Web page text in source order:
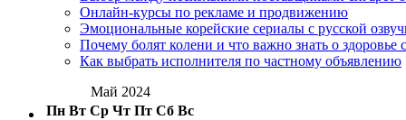
Онлайн-курсы по рекламе и продвижению
Эмоциональные корейские сериалы с русской
Почему болят колени и что важно знать о здоровье
Как выбрать исполнителя по частному объявлению
Май 2024
Пн Вт Ср Чт Пт Сб Вс